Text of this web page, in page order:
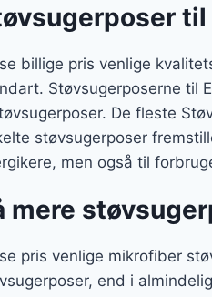
billige pris venlige
Støvsugerposerne til
De fleste
støvsugerposer
men også til
mere
pris venlige mikrofiber
end i